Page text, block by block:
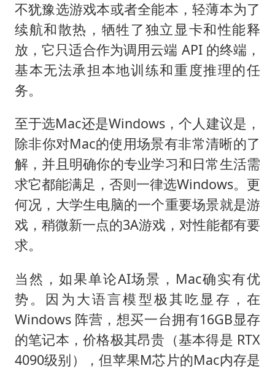
不犹豫选游戏本或者全能本，轻薄本为了
续航和散热，牺牲了独立显卡和性能释
放，它只适合作为调用云端 API 的终端，
基本无法承担本地训练和重度推理的任
务。
至于选Mac还是Windows，个人建议是，
除非你对Mac的使用场景有非常清晰的了
解，并且明确你的专业学习和日常生活需
求它都能满足，否则一律选Windows。更
何况，大学生电脑的一个重要场景就是游
戏，稍微新一点的3A游戏，对性能都有要
求。
当然，如果单论AI场景，Mac确实有优
势。因为大语言模型极其吃显存，在
Windows 阵营，想买一台拥有16GB显存
的笔记本，价格极其昂贵（基本得是 RTX
4090级别），但苹果M芯片的Mac内存是